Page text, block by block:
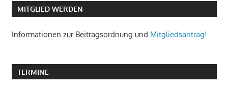
MITGLIED WERDEN
Informationen zur Beitragsordnung und Mitgliedsantrag!
TERMINE